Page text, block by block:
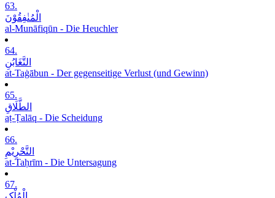
63.
الْمُنٰفِقُوْنَ
al-Munāfiqūn - Die Heuchler
64.
التَّغَابُنِ
at-Taġābun - Der gegenseitige Verlust (und Gewinn)
65.
الطَّلَاقِ
aṭ-Ṭalāq - Die Scheidung
66.
التَّحْرِیْمِ
at-Taḥrīm - Die Untersagung
67.